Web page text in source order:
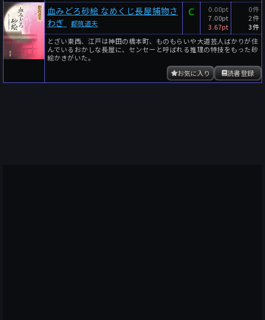
血みどろ砂絵 なめくじ長屋捕物さ
わぎ
都筑道夫
C
0.00pt
7.00pt
3.67pt
0件
2件
3件
とざい東西、江戸は神田の橋本町、ものもらいや大道芸人ばかりが住
んでいるおかしな長屋に、センセーと呼ばれる推理の特技をもった砂
絵かきがいた。
読書登録
お気に入り